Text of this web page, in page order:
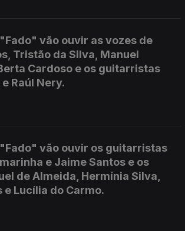
vão ouvir as vozes de
Tristão da Silva, Manuel
Cardoso e os guitarristas
Raúl Nery.
vão ouvir os guitarristas
e Jaime Santos e os
de Almeida, Hermínia Silva,
e Lucília do Carmo.